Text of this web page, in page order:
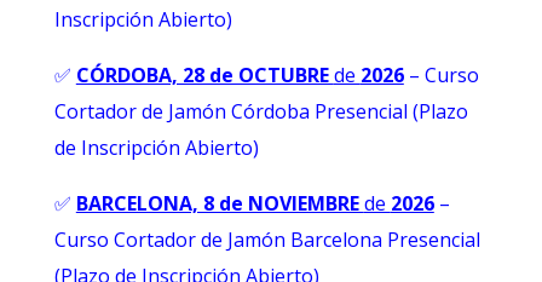
Inscripción Abierto)
✅ CÓRDOBA, 28 de OCTUBREde 2026– Curso
Cortador de Jamón Córdoba Presencial (Plazo
de Inscripción Abierto)
✅ BARCELONA, 8 de NOVIEMBREde 2026–
Curso Cortador de Jamón Barcelona Presencial
(Plazo de Inscripción Abierto)